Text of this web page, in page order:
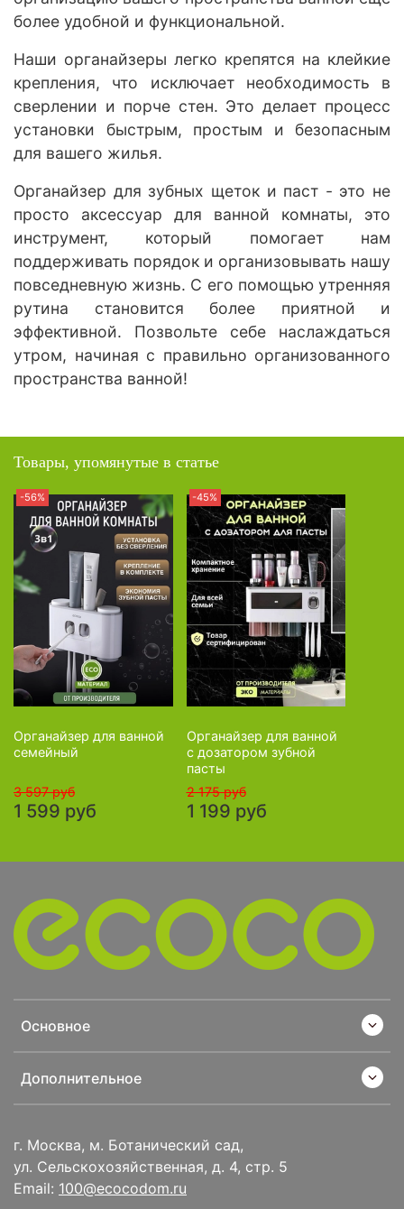
более удобной и функциональной.
Наши органайзеры легко крепятся на клейкие
крепления, что исключает необходимость в
сверлении и порче стен. Это делает процесс
установки быстрым, простым и безопасным
для вашего жилья.
Органайзер для зубных щеток и паст - это не
просто аксессуар для ванной комнаты, это
инструмент, который помогает нам
поддерживать порядок и организовывать нашу
повседневную жизнь. С его помощью утренняя
рутина становится более приятной и
эффективной. Позвольте себе наслаждаться
утром, начиная с правильно организованного
пространства ванной!
Товары, упомянутые в статье
-56%
Органайзер для ванной
семейный
3 597 руб
1 599 руб
-45%
Органайзер для ванной
с дозатором зубной
пасты
2 175 руб
1 199 руб
г. Москва, м. Ботанический сад,
ул. Сельскохозяйственная, д. 4, стр. 5
Email: 100@ecocodom.ru
Основное
Дополнительное